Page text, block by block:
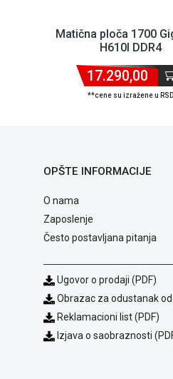
Matična ploča 1700
H610I DDR4
17.290,00
**cene su izražene u RSD
OPŠTE INFORMACIJE
O nama
Zaposlenje
Često postavljana pitanja
Ugovor o prodaji (PDF)
Obrazac za odustanak
Reklamacioni list (PDF)
Izjava o saobraznosti